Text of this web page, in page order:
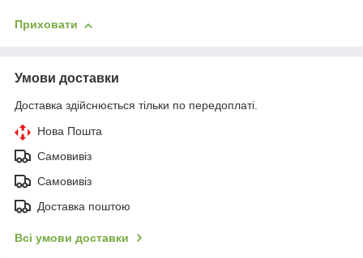
Приховати
Умови доставки
Доставка здійснюється тільки по передоплаті.
Нова Пошта
Самовивіз
Самовивіз
Доставка поштою
Всі умови доставки